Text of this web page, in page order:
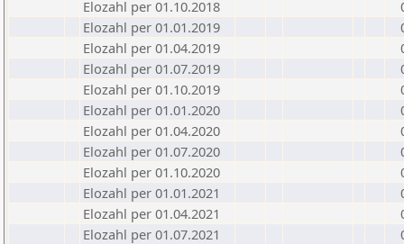
Elozahl per 01.10.2018
Elozahl per 01.01.2019
Elozahl per 01.04.2019
Elozahl per 01.07.2019
Elozahl per 01.10.2019
Elozahl per 01.01.2020
Elozahl per 01.04.2020
Elozahl per 01.07.2020
Elozahl per 01.10.2020
Elozahl per 01.01.2021
Elozahl per 01.04.2021
Elozahl per 01.07.2021